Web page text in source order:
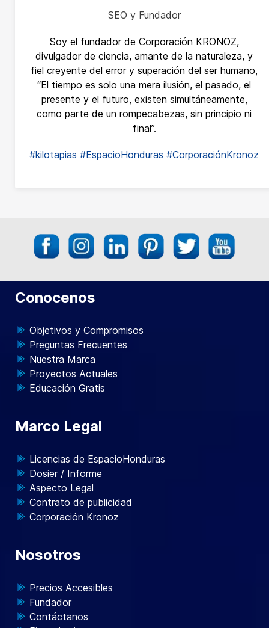
SEO y Fundador
Soy el fundador de Corporación KRONOZ,
divulgador de ciencia, amante de la naturaleza, y
fiel creyente del error y superación del ser humano,
“El tiempo es solo una mera ilusión, el pasado, el
presente y el futuro, existen simultáneamente,
como parte de un rompecabezas, sin principio ni
final”.
#kilotapias #EspacioHonduras #CorporaciónKronoz
Conocenos
Objetivos y Compromisos
Preguntas Frecuentes
Nuestra Marca
Proyectos Actuales
Educación Gratis
Marco Legal
Licencias de EspacioHonduras
Dosier / Informe
Aspecto Legal
Contrato de publicidad
Corporación Kronoz
Nosotros
Precios Accesibles
Fundador
Contáctanos